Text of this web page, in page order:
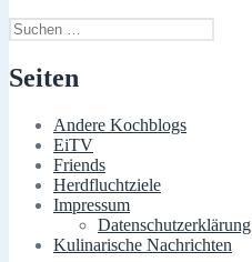
Suchen
nach:
Seiten
Andere Kochblogs
EiTV
Friends
Herdfluchtziele
Impressum
Datenschutzerklärung
Kulinarische Nachrichten